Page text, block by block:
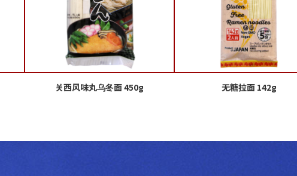
关西风味丸乌冬面 450g 无糖拉面 142g